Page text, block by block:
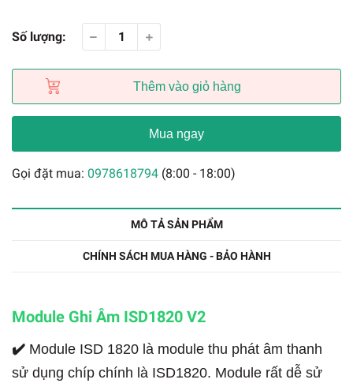
Số lượng:
Thêm vào giỏ hàng
Mua ngay
Gọi đặt mua: 0978618794 (8:00 - 18:00)
MÔ TẢ SẢN PHẨM
CHÍNH SÁCH MUA HÀNG - BẢO HÀNH
Module Ghi Âm ISD1820 V2
✔️ Module ISD 1820 là module thu phát âm thanh
sử dụng chíp chính là ISD1820. Module rất dễ sử